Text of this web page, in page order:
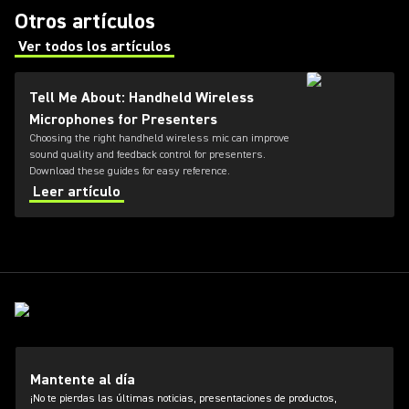
Otros artículos
Ver todos los artículos
(Opens in a new tab)
Tell Me About: Handheld Wireless
Microphones for Presenters
Choosing the right handheld wireless mic can improve
sound quality and feedback control for presenters.
Download these guides for easy reference.
Leer artículo
Mantente al día
¡No te pierdas las últimas noticias, presentaciones de productos,